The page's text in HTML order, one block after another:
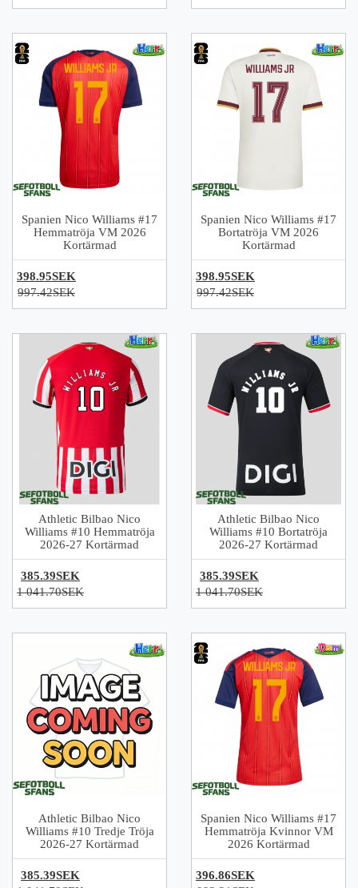
Spanien Nico Williams #17
Hemmatröja VM 2026
Kortärmad
398.95SEK
997.42SEK
Spanien Nico Williams #17
Bortatröja VM 2026
Kortärmad
398.95SEK
997.42SEK
Athletic Bilbao Nico
Williams #10 Hemmatröja
2026-27 Kortärmad
385.39SEK
1 041.70SEK
Athletic Bilbao Nico
Williams #10 Bortatröja
2026-27 Kortärmad
385.39SEK
1 041.70SEK
Athletic Bilbao Nico
Williams #10 Tredje Tröja
2026-27 Kortärmad
385.39SEK
Spanien Nico Williams #17
Hemmatröja Kvinnor VM
2026 Kortärmad
396.86SEK